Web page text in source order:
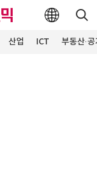
산업 ICT 부동산·